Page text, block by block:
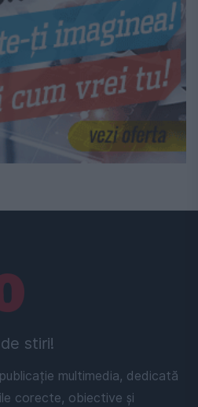
stiri!
multimedia, dedicată
corecte, obiective și